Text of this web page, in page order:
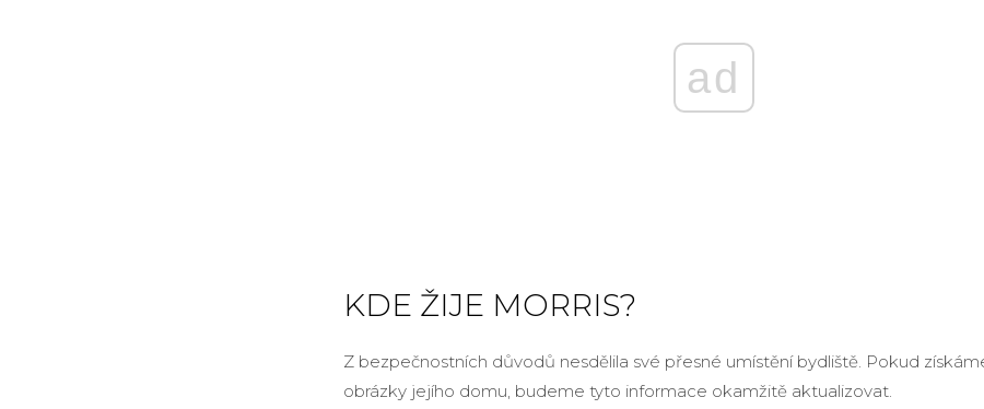
ad
KDE ŽIJE MORRIS?
Z bezpečnostních důvodů nesdělila své přesné umístění bydliště. Pokud
obrázky jejího domu, budeme tyto informace okamžitě aktualizovat.